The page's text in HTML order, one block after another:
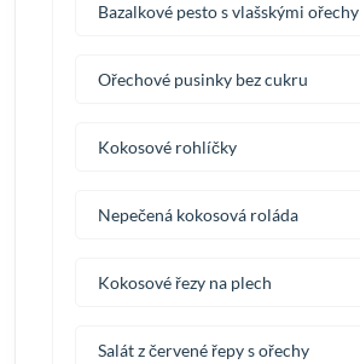
Bazalkové pesto s vlašskými ořechy
Ořechové pusinky bez cukru
Kokosové rohlíčky
Nepečená kokosová roláda
Kokosové řezy na plech
Salát z červené řepy s ořechy